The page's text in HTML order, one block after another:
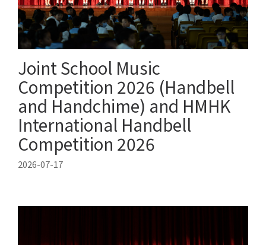
Joint School Music
Competition 2026 (Handbell
and Handchime) and HMHK
International Handbell
Competition 2026
2026-07-17